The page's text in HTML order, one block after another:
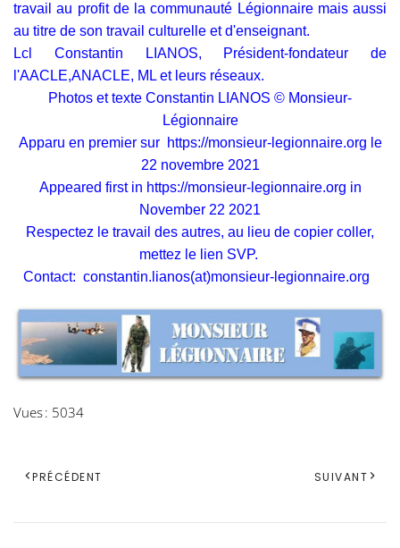
travail au profit de la communauté Légionnaire mais aussi
au titre de son travail culturelle et d'enseignant.
Lcl Constantin LIANOS, Président-fondateur de
l'AACLE,ANACLE, ML et leurs réseaux.
Photos et texte Constantin LIANOS © Monsieur-
Légionnaire
Apparu en premier sur https://monsieur-legionnaire.org le
22 novembre 2021
Appeared first in https://monsieur-legionnaire.org in
November 22 2021
Respectez le travail des autres, au lieu de copier coller,
mettez le lien SVP.
Contact: constantin.lianos(at)monsieur-legionnaire.org
Vues : 5034
PRÉCÉDENT SUIVANT